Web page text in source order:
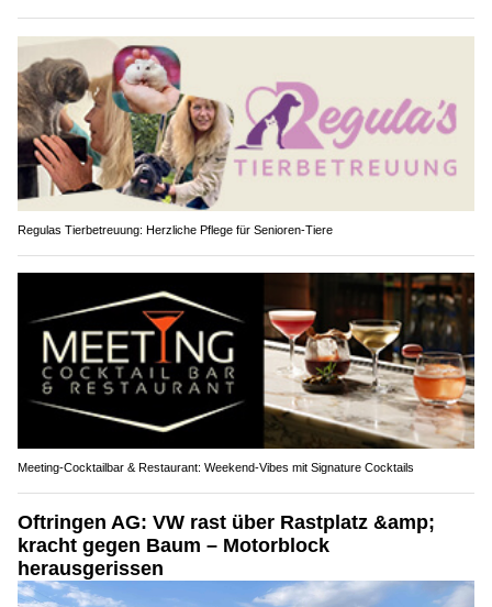
Regulas Tierbetreuung: Herzliche Pflege für Senioren-Tiere
Meeting-Cocktailbar & Restaurant: Weekend-Vibes mit Signature Cocktails
Oftringen AG: VW rast über Rastplatz &amp;
kracht gegen Baum – Motorblock
herausgerissen